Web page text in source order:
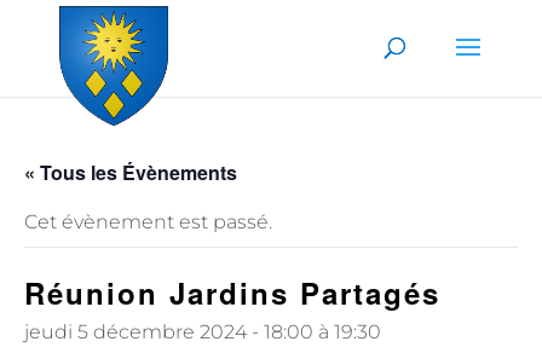
Skip to content
« Tous les Évènements
Cet évènement est passé.
Réunion Jardins Partagés
jeudi 5 décembre 2024 - 18:00 à 19:30